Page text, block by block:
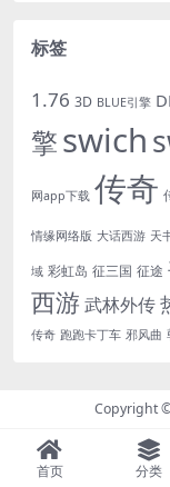
标签
1.76 3D BLUE引擎
擎swich
网app下载 传奇
情缘网络版 大话西游 天
域 彩虹岛 征三国 征途
西游 武林外传
传奇 跑跑卡丁车 邪风曲
Copyright
首页 分类